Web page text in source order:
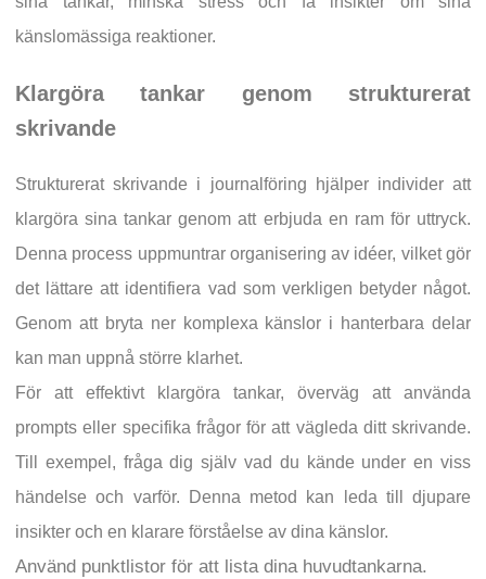
känslomässiga reaktioner.
Klargöra tankar genom strukturerat
skrivande
Strukturerat skrivande i journalföring hjälper individer att
klargöra sina tankar genom att erbjuda en ram för uttryck.
Denna process uppmuntrar organisering av idéer, vilket gör
det lättare att identifiera vad som verkligen betyder något.
Genom att bryta ner komplexa känslor i hanterbara delar
kan man uppnå större klarhet.
För att effektivt klargöra tankar, överväg att använda
prompts eller specifika frågor för att vägleda ditt skrivande.
Till exempel, fråga dig själv vad du kände under en viss
händelse och varför. Denna metod kan leda till djupare
insikter och en klarare förståelse av dina känslor.
Använd punktlistor för att lista dina huvudtankarna.